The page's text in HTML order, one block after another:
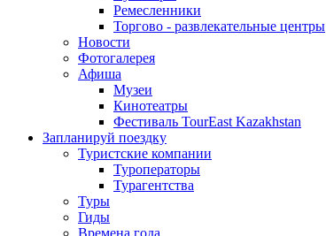
Ремесленники
Торгово - развлекательные центры
Новости
Фотогалерея
Афиша
Музеи
Кинотеатры
Фестиваль TourEast Kazakhstan
Запланируй поездку
Туристские компании
Туроператоры
Турагентства
Туры
Гиды
Времена года